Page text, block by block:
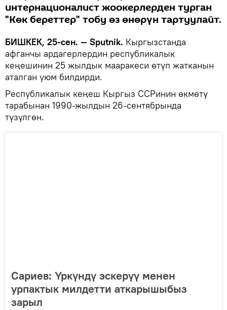
интернационалист жоокерлерден турган
"Көк береттер" тобу өз өнөрүн тартуулайт.
БИШКЕК, 25-сен. — Sputnik. Кыргызстанда
афганчы ардагерлердин республикалык
кеңешинин 25 жылдык мааракеси өтүп жатканын
аталган уюм билдирди.
Республикалык кеңеш Кыргыз ССРинин өкмөтү
тарабынан 1990-жылдын 26-сентябрында
түзүлгөн.
Сариев: Үркүндү эскерүү менен
урпактык милдетти аткарышыбыз
зарыл